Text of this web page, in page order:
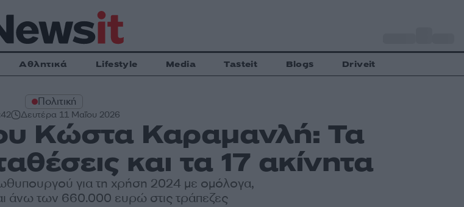
Αθλητικά Lifestyle Media Tasteit Blogs Driveit
Πολιτική
Δευτέρα 11 Μαΐου 2026
Κώστα Καραμανλή: Τα
και τα 17 ακίνητα
για τη χρήση 2024 με ομόλογα,
άνω των 660.000 ευρώ στις τράπεζες